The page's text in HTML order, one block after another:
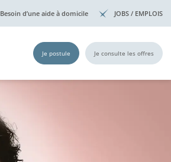
Besoin d’une aide à domicile JOBS / EMPLOIS
Je postule Je consulte les offres